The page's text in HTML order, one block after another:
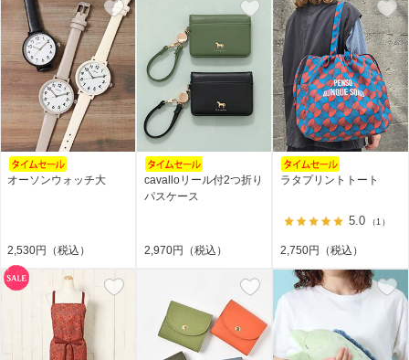
オーソンウォッチ大
2,530円（税込）
cavalloリール付2つ折り
パスケース
2,970円（税込）
ラタプリントトート
5.0 （1）
2,750円（税込）